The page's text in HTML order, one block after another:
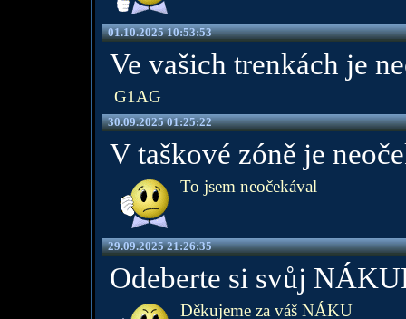
01.10.2025 10:53:53
Ve vašich trenkách je
G1AG
30.09.2025 01:25:22
V taškové zóně je
To jsem neočekával
29.09.2025 21:26:35
Odeberte si svůj
Děkujeme za váš NÁKU